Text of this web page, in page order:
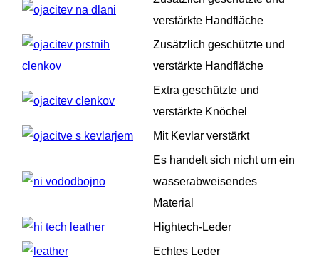
verstärkte Handfläche
Zusätzlich geschützte und
verstärkte Handfläche
Extra geschützte und
verstärkte Knöchel
Mit Kevlar verstärkt
Es handelt sich nicht um ein
wasserabweisendes
Material
Hightech-Leder
Echtes Leder